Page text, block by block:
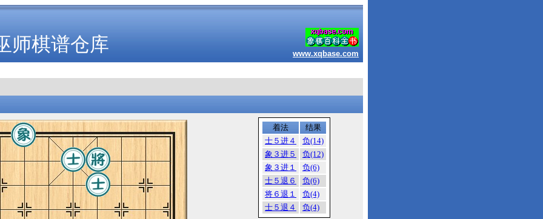
师棋谱仓库 www.xqbase.com
着法
结果
士５进４
负(14)
象３进５
负(12)
象３进１
负(6)
士５退６
负(6)
将６退１
负(4)
士５退４
负(4)